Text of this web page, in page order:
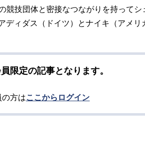
競技団体と密接なつながりを持ってシ
ディダス（ドイツ）とナイキ（アメリ
限定の記事となります。
方はここからログイン